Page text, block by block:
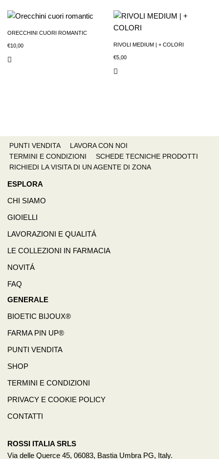
ORECCHINI CUORI ROMANTIC
€10,00 RIVOLI MEDIUM | + COLORI
€5,00
PUNTI VENDITA
LAVORA CON NOI
TERMINI E CONDIZIONI
SCHEDE TECNICHE PRODOTTI
RICHIEDI LA VISITA DI UN AGENTE DI ZONA
ESPLORA
CHI SIAMO
GIOIELLI
LAVORAZIONI E QUALITÁ
LE COLLEZIONI IN FARMACIA
NOVITÁ
FAQ
GENERALE
BIOETIC BIJOUX®
FARMA PIN UP®
PUNTI VENDITA
SHOP
TERMINI E CONDIZIONI
PRIVACY E COOKIE POLICY
CONTATTI
ROSSI ITALIA SRLS
Via delle Querce 45, 06083, Bastia Umbra PG, Italy.